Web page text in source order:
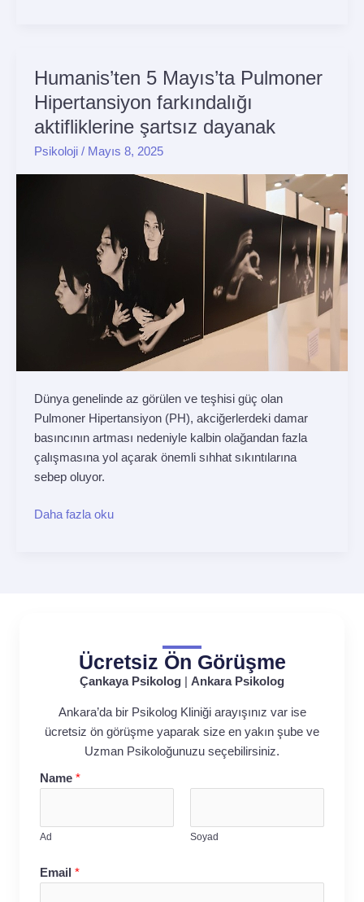
Humanis’ten 5 Mayıs’ta Pulmoner
Hipertansiyon farkındalığı
aktifliklerine şartsız dayanak
Psikoloji/ Mayıs 8, 2025
Dünya genelinde az görülen ve teşhisi güç olan
Pulmoner Hipertansiyon (PH), akciğerlerdeki damar
basıncının artması nedeniyle kalbin olağandan fazla
çalışmasına yol açarak önemli sıhhat sıkıntılarına
sebep oluyor.
Humanis’ten
5
Mayıs’ta
Pulmoner
Hipertansiyon
farkındalığı
Daha fazla oku
Ücretsiz Ön Görüşme
Çankaya Psikolog Ankara Psikolog
Ankara’da bir Psikolog Kliniği arayışınız var ise
ücretsiz ön görüşme yaparak size en yakın şube ve
Uzman Psikoloğunuzu seçebilirsiniz.
Name *
Ad Soyad
Email *